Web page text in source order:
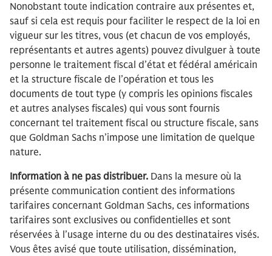
Nonobstant toute indication contraire aux présentes et,
sauf si cela est requis pour faciliter le respect de la loi en
vigueur sur les titres, vous (et chacun de vos employés,
représentants et autres agents) pouvez divulguer à toute
personne le traitement fiscal d’état et fédéral américain
et la structure fiscale de l’opération et tous les
documents de tout type (y compris les opinions fiscales
et autres analyses fiscales) qui vous sont fournis
concernant tel traitement fiscal ou structure fiscale, sans
que Goldman Sachs n’impose une limitation de quelque
nature.
Information à ne pas distribuer. Dans la mesure où la
présente communication contient des informations
tarifaires concernant Goldman Sachs, ces informations
tarifaires sont exclusives ou confidentielles et sont
réservées à l’usage interne du ou des destinataires visés.
Vous êtes avisé que toute utilisation, dissémination,